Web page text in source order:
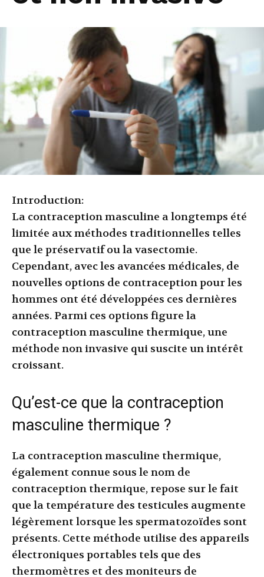
Introduction:
La contraception masculine a longtemps été
limitée aux méthodes traditionnelles telles
que le préservatif ou la vasectomie.
Cependant, avec les avancées médicales, de
nouvelles options de contraception pour les
hommes ont été développées ces dernières
années. Parmi ces options figure la
contraception masculine thermique, une
méthode non invasive qui suscite un intérêt
croissant.
Qu’est-ce que la contraception
masculine thermique ?
La contraception masculine thermique,
également connue sous le nom de
contraception thermique, repose sur le fait
que la température des testicules augmente
légèrement lorsque les spermatozoïdes sont
présents. Cette méthode utilise des appareils
électroniques portables tels que des
thermomètres et des moniteurs de